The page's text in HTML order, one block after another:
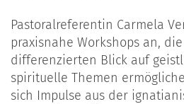
Pastoralreferentin Carmela
praxisnahe Workshops an,
differenzierten Blick auf
spirituelle Themen
sich Impulse aus der